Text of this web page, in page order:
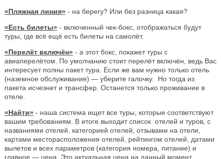
«Пляжная линия» - на берегу? Или без разница какая?
«Есть билеты» - включенный чек-бокс, отображаться будут
туры, где всё ещё есть билеты на самолёт.
«Перелёт включён» - а этот бокс, покажет туры с
авиаперелётом. По умолчанию стоит перелёт включён, ведь Вас
интересует полны пакет тура. Если же вам нужно только отель
(наземное обслуживание) — уберите галочку. Но тогда из
пакета исчезнет и трансфер. Останется только проживание в
отеле.
«Найти» - наша система ищет все туры, которые соответствуют
вашим требованиям. В итоге выходит список отелей и туров, с
названиями отелей, категорией отелей, отзывами на отели,
картами месторасположения отелей, рейтингом отелей, датами
вылетов и всех параметров (категория номера, питание) и
главное — цена. Это актуальная цена на данный момент.